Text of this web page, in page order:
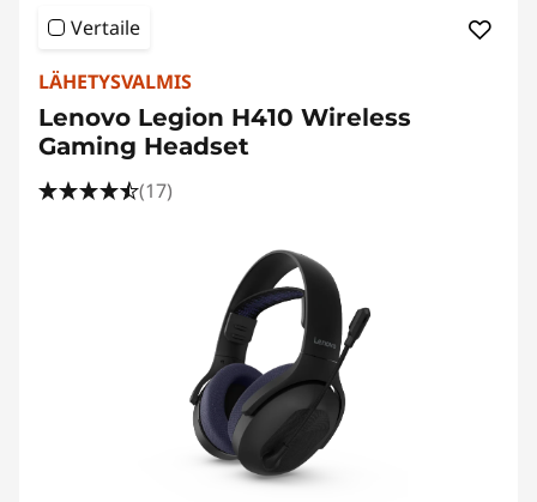
Vertaile
LÄHETYSVALMIS
Lenovo Legion H410 Wireless
Gaming Headset
(17)